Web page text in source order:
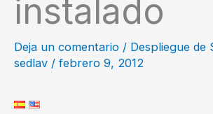
instalado
Deja un comentario / Despliegue de
sedlav / febrero 9, 2012